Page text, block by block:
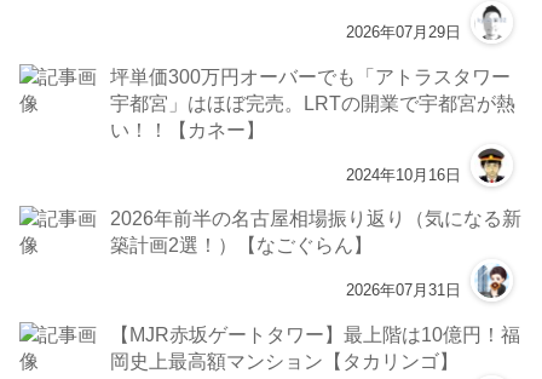
2026年07月29日
坪単価300万円オーバーでも「アトラスタワー
宇都宮」はほぼ完売。LRTの開業で宇都宮が熱
い！！【カネー】
2024年10月16日
2026年前半の名古屋相場振り返り（気になる新
築計画2選！）【なごぐらん】
2026年07月31日
【MJR赤坂ゲートタワー】最上階は10億円！福
岡史上最高額マンション【タカリンゴ】